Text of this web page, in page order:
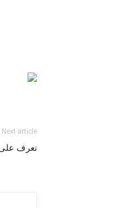
Next article
تعرف على